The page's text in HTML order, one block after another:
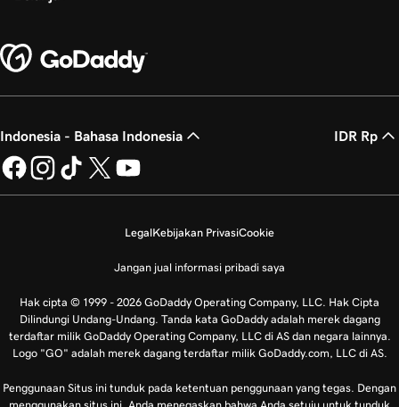
Indonesia - Bahasa Indonesia IDR Rp
LegalKebijakan PrivasiCookie
Jangan jual informasi pribadi saya
Hak cipta © 1999 - 2026 GoDaddy Operating Company, LLC. Hak Cipta
Dilindungi Undang-Undang. Tanda kata GoDaddy adalah merek dagang
terdaftar milik GoDaddy Operating Company, LLC di AS dan negara lainnya.
Logo "GO" adalah merek dagang terdaftar milik GoDaddy.com, LLC di AS.
Penggunaan Situs ini tunduk pada ketentuan penggunaan yang tegas. Dengan